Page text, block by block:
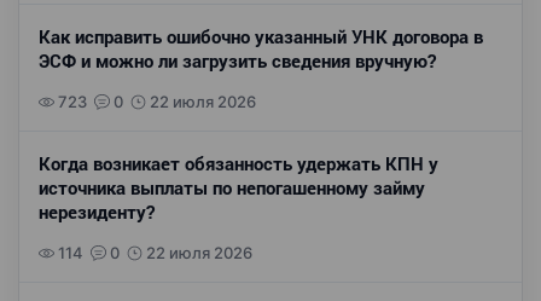
Как исправить ошибочно указанный УНК договора в
ЭСФ и можно ли загрузить сведения вручную?
723 0 22 июля 2026
Когда возникает обязанность удержать КПН у
источника выплаты по непогашенному займу
нерезиденту?
114 0 22 июля 2026